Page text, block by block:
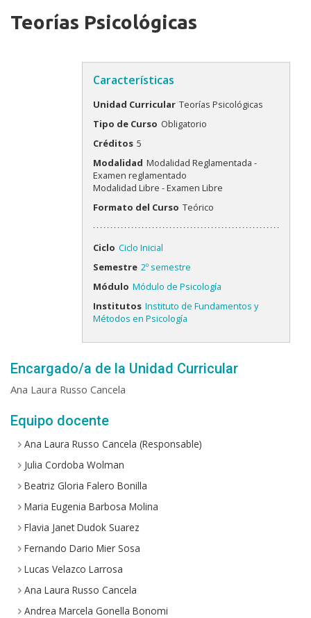
Teorías Psicológicas
Características
Unidad Curricular Teorías Psicológicas
Tipo de Curso Obligatorio
Créditos 5
Modalidad Modalidad Reglamentada -
Examen reglamentado
Modalidad Libre - Examen Libre
Formato del Curso Teórico
Ciclo Ciclo Inicial
Semestre 2º semestre
Módulo Módulo de Psicología
Institutos Instituto de Fundamentos y
Métodos en Psicología
Encargado/a de la Unidad Curricular
Ana Laura Russo Cancela
Equipo docente
Ana Laura Russo Cancela (Responsable)
Julia Cordoba Wolman
Beatriz Gloria Falero Bonilla
Maria Eugenia Barbosa Molina
Flavia Janet Dudok Suarez
Fernando Dario Mier Sosa
Lucas Velazco Larrosa
Ana Laura Russo Cancela
Andrea Marcela Gonella Bonomi